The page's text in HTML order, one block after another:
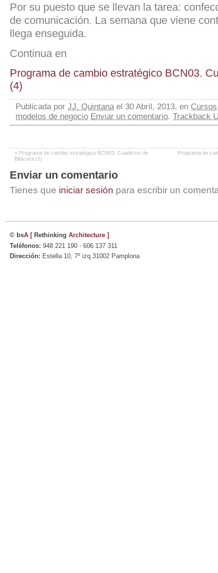
Por su puesto que se llevan la tarea:
de comunicación. La semana que viene
llega enseguida.
Continua en
Programa de cambio estratégico BCN03.
(4)
Publicada porJJ. Quintanael 30 Abril, 2013, en Cursos
modelos de negocio Enviar un comentario.Trackback
« Programa de cambio estratégico BCN03. Cuaderno de
Bitácora (2)
Programa de
Enviar un comentario
Tienes que iniciar sesión para escribir un
© bsA [Rethinking Architecture ]
Teléfonos: 948 221 190 - 606 137 311
Dirección: Estella 10, 7º izq 31002 Pamplona